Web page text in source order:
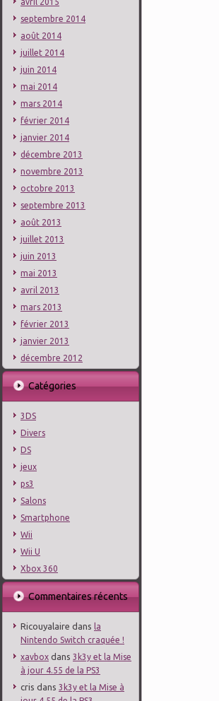
avril 2015
septembre 2014
août 2014
juillet 2014
juin 2014
mai 2014
mars 2014
février 2014
janvier 2014
décembre 2013
novembre 2013
octobre 2013
septembre 2013
août 2013
juillet 2013
juin 2013
mai 2013
avril 2013
mars 2013
février 2013
janvier 2013
décembre 2012
Catégories
3DS
Divers
DS
jeux
ps3
Salons
Smartphone
Wii
Wii U
Xbox 360
Commentaires récents
Ricouyalaire dans la
Nintendo Switch craquée !
xavbox dans 3k3y et la Mise
à jour 4.55 de la PS3
cris dans 3k3y et la Mise à